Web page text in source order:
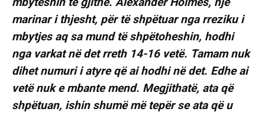
marinar i thjesht, për të shpëtuar nga rreziku i
mbytjes aq sa mund të shpëtoheshin, hodhi
nga varkat në det rreth 14-16 vetë. Tamam nuk
dihet numuri i atyre që ai hodhi në det. Edhe ai
vetë nuk e mbante mend. Megjithatë, ata që
shpëtuan, ishin shumë më tepër se ata që u